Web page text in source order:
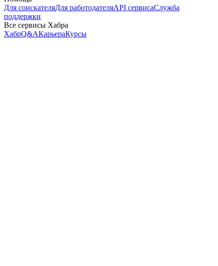
Для соискателяДля работодателяAPI сервисаСлужба
поддержки
Все сервисы Хабра
ХабрQ&AКарьераКурсы